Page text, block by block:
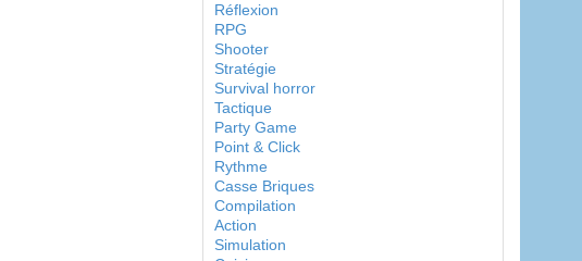
Réflexion
RPG
Shooter
Stratégie
Survival horror
Tactique
Party Game
Point & Click
Rythme
Casse Briques
Compilation
Action
Simulation